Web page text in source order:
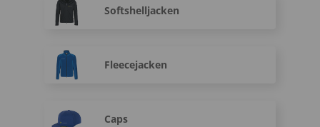
Softshelljacken
Fleecejacken
Caps